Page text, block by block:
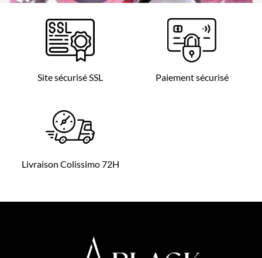
Site sécurisé SSL Paiement sécurisé
Livraison Colissimo 72H